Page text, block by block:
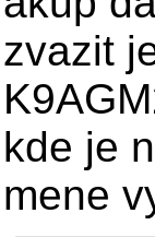
zvazit
kde je
mene